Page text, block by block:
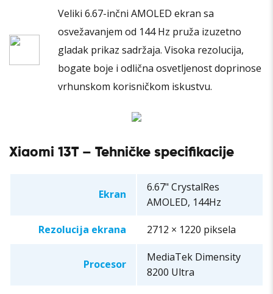
Veliki 6.67-inčni AMOLED ekran sa
osvežavanjem od 144 Hz pruža izuzetno
gladak prikaz sadržaja. Visoka rezolucija,
bogate boje i odlična osvetljenost doprinose
vrhunskom korisničkom iskustvu.
Xiaomi 13T – Tehničke specifikacije
Ekran
6.67" CrystalRes
AMOLED, 144Hz
Rezolucija ekrana 2712 × 1220 piksela
Procesor
MediaTek Dimensity
8200 Ultra